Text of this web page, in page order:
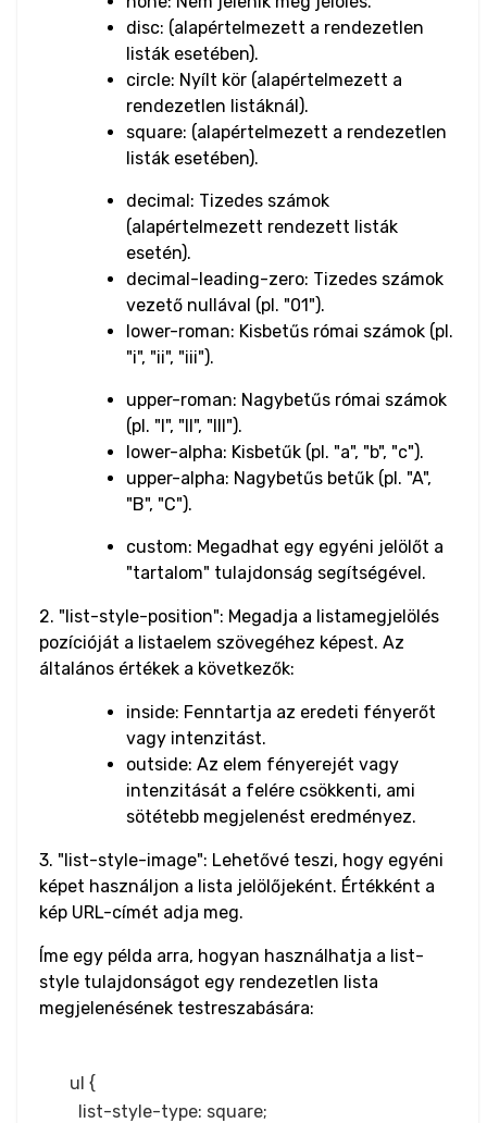
Input Checkbox
Input Color
Input Number
Input Password
Input Search
Input Submit
Input Telephone
Audio
Video
Bi-directional
Override
disc: (alapértelmezett a rendezetlen
listák esetében).
circle: Nyílt kör (alapértelmezett a
rendezetlen listáknál).
square: (alapértelmezett a rendezetlen
listák esetében).
decimal: Tizedes számok
(alapértelmezett rendezett listák
esetén).
decimal-leading-zero: Tizedes számok
vezető nullával (pl. "01").
lower-roman: Kisbetűs római számok (pl.
"i", "ii", "iii").
upper-roman: Nagybetűs római számok
(pl. "I", "II", "III").
lower-alpha: Kisbetűk (pl. "a", "b", "c").
upper-alpha: Nagybetűs betűk (pl. "A",
"B", "C").
custom: Megadhat egy egyéni jelölőt a
"tartalom" tulajdonság segítségével.
2. "list-style-position": Megadja a listamegjelölés
pozícióját a listaelem szövegéhez képest. Az
általános értékek a következők:
inside: Fenntartja az eredeti fényerőt
vagy intenzitást.
outside: Az elem fényerejét vagy
intenzitását a felére csökkenti, ami
sötétebb megjelenést eredményez.
3. "list-style-image": Lehetővé teszi, hogy egyéni
képet használjon a lista jelölőjeként. Értékként a
kép URL-címét adja meg.
Íme egy példa arra, hogyan használhatja a list-
style tulajdonságot egy rendezetlen lista
megjelenésének testreszabására:
ul {
  list-style-type: square;